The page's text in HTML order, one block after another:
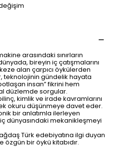
arasındaki sınırların
bireyin iç çatışmalarını
alan çarpıcı öykülerden
teknolojinin gündelik hayata
insan” fikrini hem
düzlemde sorgular.
kimlik ve irade kavramlarını
okuru düşünmeye davet eder.
bir anlatımla ilerleyen
dünyasındaki mekanikleşmeyi
Türk edebiyatına ilgi duyan
bir öykü kitabıdır.